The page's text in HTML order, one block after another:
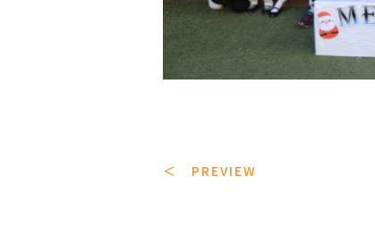
＜ PREVIEW